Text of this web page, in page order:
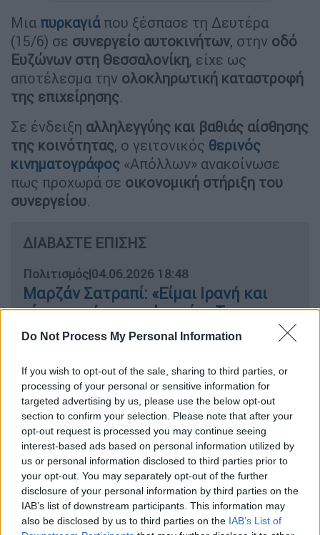
Do Not Process My Personal Information
If you wish to opt-out of the sale, sharing to third parties, or
processing of your personal or sensitive information for
targeted advertising by us, please use the below opt-out
section to confirm your selection. Please note that after your
opt-out request is processed you may continue seeing
interest-based ads based on personal information utilized by
us or personal information disclosed to third parties prior to
your opt-out. You may separately opt-out of the further
disclosure of your personal information by third parties on the
IAB’s list of downstream participants. This information may
also be disclosed by us to third parties on the IAB’s List of
Μια πυρκαγιάπου ξέσπασε τη Δευτέρα
(15/6) σε συνεργείο αυτοκινήτων, στην οδό
Ευζώνων στη Θεσσαλονίκη, είχε ως
αποτέλεσμα την ολοκληρωτική καταστροφή
της επιχείρησης.
Σε ένδειξη αλληλεγγύης και βαθιάς αίσθησης
της κοινότητας, ο γειτονικός θερινός
κινηματογράφος «Απόλλων» ανακοίνωσε
πως προχωρά σε οικονομική στήριξη του
συνεργείου.
ΔΙΑΒΑΣΤΕ ΕΠΙΣΗΣ
Πολιτισμός|04.06.2026 18:48
Μαρζάν Σατραπί: «Είμαι Ιρανή και
είμαι περήφανη γι' αυτό» - Το
πολιτικό υπόβαθρο που διαμόρφωσε
την Μάρτζι του Persepolis
Σινεμά|17.06.2026 16:30
Τα Ευρωπαϊκά Βραβεία
Κινηματογράφου στην Αθήνα - Το
πρόγραμμα δράσεων της ΕΑΚ και του
ΕΚΚΟΜΕΔ